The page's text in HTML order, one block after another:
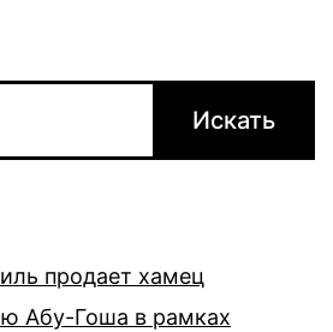
продает хамец
Абу-Гоша в рамках